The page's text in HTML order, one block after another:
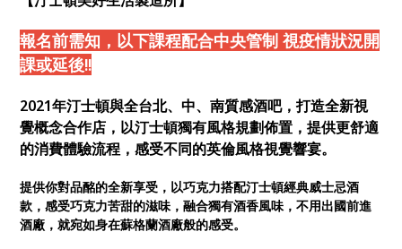
報名前需知，以下課程配合中央管制 視疫情狀況開
課或延後!!
2021年汀士頓與全台北、中、南質感酒吧，打造全新視
覺概念合作店，以汀士頓獨有風格規劃佈置，提供更舒適
的消費體驗流程，感受不同的英倫風格視覺響宴。
提供你對品酩的全新享受，以巧克力搭配汀士頓經典威士忌酒
款，感受巧克力苦甜的滋味，融合獨有酒香風味，不用出國前進
酒廠，就宛如身在蘇格蘭酒廠般的感受。